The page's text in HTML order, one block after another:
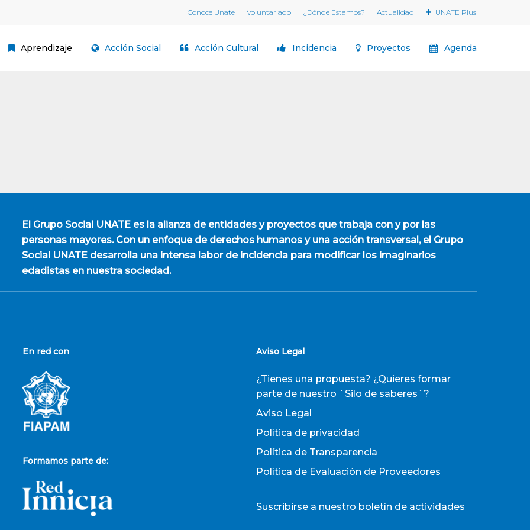
Conoce Unate Voluntariado ¿Dónde Estamos? Actualidad UNATE Plus
Aprendizaje Acción Social Acción Cultural Incidencia Proyectos Agenda
El Grupo Social UNATEes la alianza de entidades y proyectos que trabaja con y por las
personas mayores. Con un enfoque de derechos humanos y una acción transversal, el Grupo
Social UNATE desarrolla una intensa labor de incidencia para modificar los imaginarios
edadistas en nuestra sociedad.
En red con
Formamos parte de:
Aviso Legal
¿Tienes una propuesta? ¿Quieres formar
parte de nuestro `Silo de saberes´?
Aviso Legal
Política de privacidad
Política de Transparencia
Política de Evaluación de Proveedores
Suscribirse a nuestro boletín de actividades